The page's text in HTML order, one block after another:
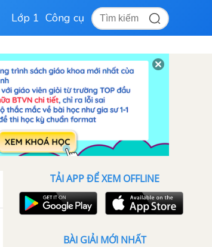
Lớp 1 Công cụ
TẢI APP ĐỂ XEM OFFLINE
BÀI GIẢI MỚI NHẤT